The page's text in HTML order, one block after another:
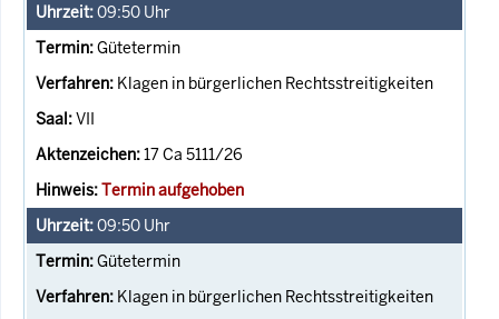
09:50 Uhr
Gütetermin
Klagen in bürgerlichen Rechtsstreitigkeiten
VII
17 Ca 5111/26
Termin aufgehoben
09:50 Uhr
Gütetermin
Klagen in bürgerlichen Rechtsstreitigkeiten